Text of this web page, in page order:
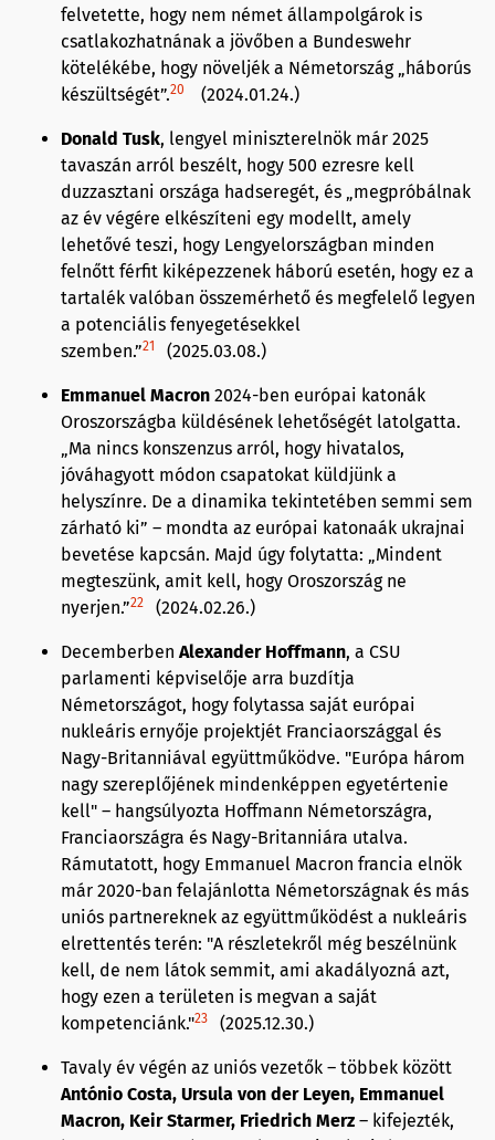
felvetette, hogy nem német állampolgárok is
csatlakozhatnának a jövőben a Bundeswehr
kötelékébe, hogy növeljék a Németország „háborús
készültségét”.20 (2024.01.24.)
Donald Tusk, lengyel miniszterelnök már 2025
tavaszán arról beszélt, hogy 500 ezresre kell
duzzasztani országa hadseregét, és „megpróbálnak
az év végére elkészíteni egy modellt, amely
lehetővé teszi, hogy Lengyelországban minden
felnőtt férfit kiképezzenek háború esetén, hogy ez a
tartalék valóban összemérhető és megfelelő legyen
a potenciális fenyegetésekkel
szemben.”21 (2025.03.08.)
Emmanuel Macron 2024-ben európai katonák
Oroszországba küldésének lehetőségét latolgatta.
„Ma nincs konszenzus arról, hogy hivatalos,
jóváhagyott módon csapatokat küldjünk a
helyszínre. De a dinamika tekintetében semmi sem
zárható ki” – mondta az európai katonaák ukrajnai
bevetése kapcsán. Majd úgy folytatta: „Mindent
megteszünk, amit kell, hogy Oroszország ne
nyerjen.”22 (2024.02.26.)
Decemberben Alexander Hoffmann, a CSU
parlamenti képviselője arra buzdítja
Németországot, hogy folytassa saját európai
nukleáris ernyője projektjét Franciaországgal és
Nagy-Britanniával együttműködve. "Európa három
nagy szereplőjének mindenképpen egyetértenie
kell" – hangsúlyozta Hoffmann Németországra,
Franciaországra és Nagy-Britanniára utalva.
Rámutatott, hogy Emmanuel Macron francia elnök
már 2020-ban felajánlotta Németországnak és más
uniós partnereknek az együttműködést a nukleáris
elrettentés terén: "A részletekről még beszélnünk
kell, de nem látok semmit, ami akadályozná azt,
hogy ezen a területen is megvan a saját
kompetenciánk."23 (2025.12.30.)
Tavaly év végén az uniós vezetők – többek között
António Costa, Ursula von der Leyen, Emmanuel
Macron, Keir Starmer, Friedrich Merz – kifejezték,